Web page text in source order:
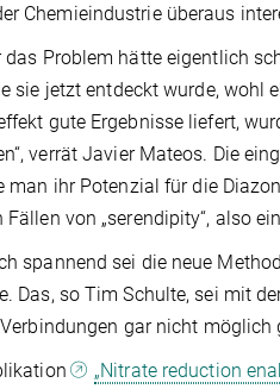
Chemieindustrie überaus
das Problem hätte eigentlich
sie jetzt entdeckt wurde, wohl
gute Ergebnisse liefert,
verrät Javier Mateos. Die
man ihr Potenzial für die
Fällen von „serendipity“, also
spannend sei die neue
Das, so Tim Schulte, sei mit
gar nicht möglich
„Nitrate reduction